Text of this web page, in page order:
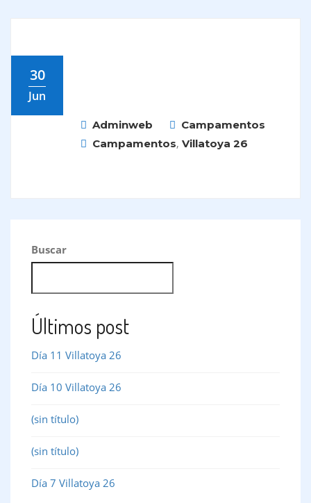
30
Jun
Adminweb
Campamentos
Campamentos, Villatoya 26
Buscar
Últimos post
Día 11 Villatoya 26
Día 10 Villatoya 26
(sin título)
(sin título)
Día 7 Villatoya 26